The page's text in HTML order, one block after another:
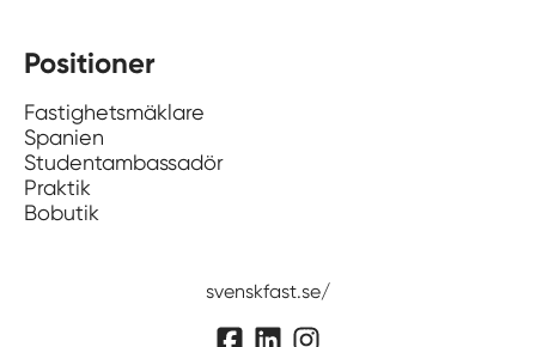
Positioner
Fastighetsmäklare
Spanien
Studentambassadör
Praktik
Bobutik
svenskfast.se/